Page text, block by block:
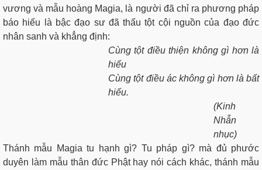
vương và mẫu hoàng Magia, là người đã chỉ ra phương pháp
báo hiếu là bậc đạo sư đã thấu tột cội nguồn của đạo đức
nhân sanh và khẳng định:
Cùng tột điều thiện không gì hơn là
hiếu
Cùng tột điều ác không gì hơn là bất
hiếu.
(Kinh
Nhẫn
nhục)
Thánh mẫu Magia tu hạnh gì? Tu pháp gì? mà đủ phước
duyên làm mẫu thân đức Phật hay nói cách khác, thánh mẫu